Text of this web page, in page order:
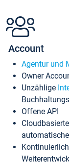
Account
Agentur und
Owner
Unzählige
Offene API